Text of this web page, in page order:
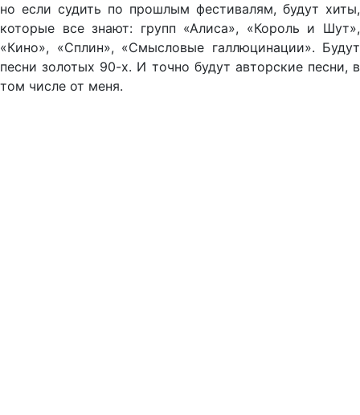
но если судить по прошлым фестивалям, будут хиты,
которые все знают: групп «Алиса», «Король и Шут»,
«Кино», «Сплин», «Смысловые галлюцинации». Будут
песни золотых 90-х. И точно будут авторские песни, в
том числе от меня.